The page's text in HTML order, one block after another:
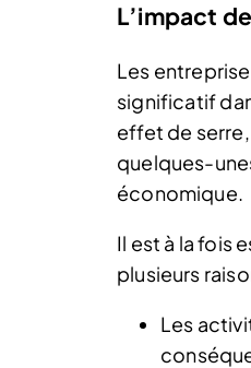
L’impact
Les
significatif
effet de
quelques-
économique.
Il est à la fois
plusieurs
Les